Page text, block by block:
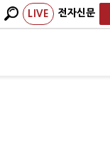
LIVE 전자신문